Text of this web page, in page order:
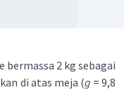
bermassa 2 kg sebagai
di atas meja (g = 9,8